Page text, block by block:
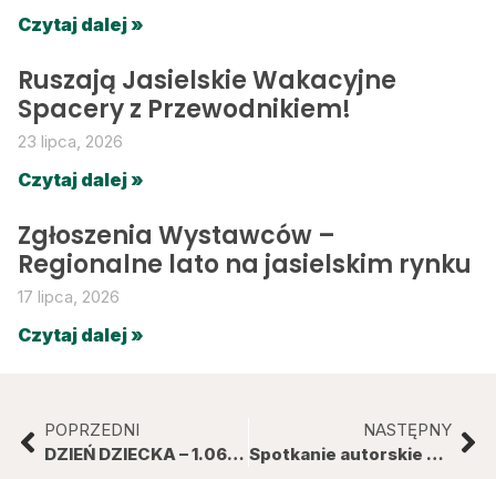
Czytaj dalej »
Ruszają Jasielskie Wakacyjne
Spacery z Przewodnikiem!
23 lipca, 2026
Czytaj dalej »
Zgłoszenia Wystawców –
Regionalne lato na jasielskim rynku
17 lipca, 2026
Czytaj dalej »
POPRZEDNI
DZIEŃ DZIECKA – 1.06.2023
NASTĘPNY
Spotkanie autorskie z Katarzyną Korzeń